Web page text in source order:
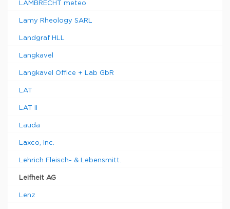
LAMBRECHT meteo
Lamy Rheology SARL
Landgraf HLL
Langkavel
Langkavel Office + Lab GbR
LAT
LAT II
Lauda
Laxco, Inc.
Lehrich Fleisch- & Lebensmitt.
Leifheit AG
Lenz